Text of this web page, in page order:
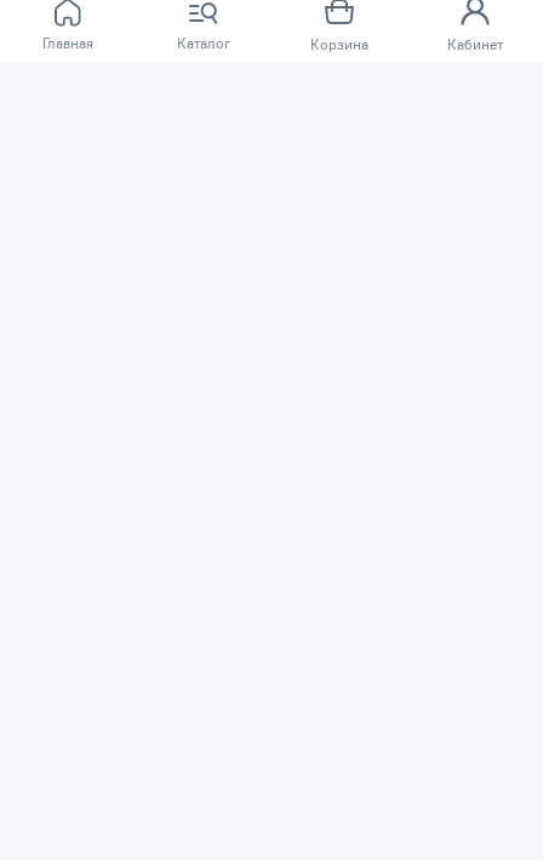
Главная Каталог Корзина Кабинет
Отзывов ещё нет.